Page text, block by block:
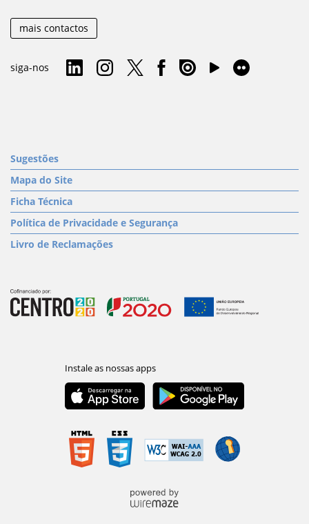
mais contactos
siga-nos
Sugestões
Mapa do Site
Ficha Técnica
Política de Privacidade e Segurança
Livro de Reclamações